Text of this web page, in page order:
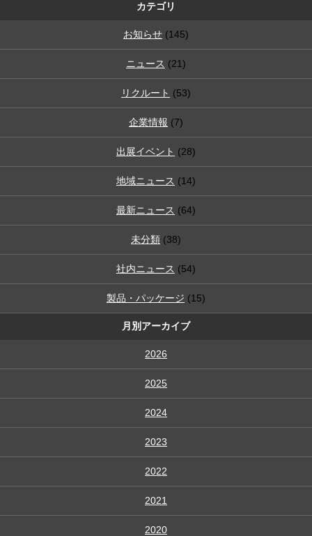
カテゴリ
お知らせ (145)
ニュース (21)
リクルート (53)
企業情報 (7)
出展イベント (28)
地域ニュース (14)
最新ニュース (64)
未分類 (38)
社内ニュース (54)
製品・パッケージ (15)
月別アーカイブ
2026
2025
2024
2023
2022
2021
2020